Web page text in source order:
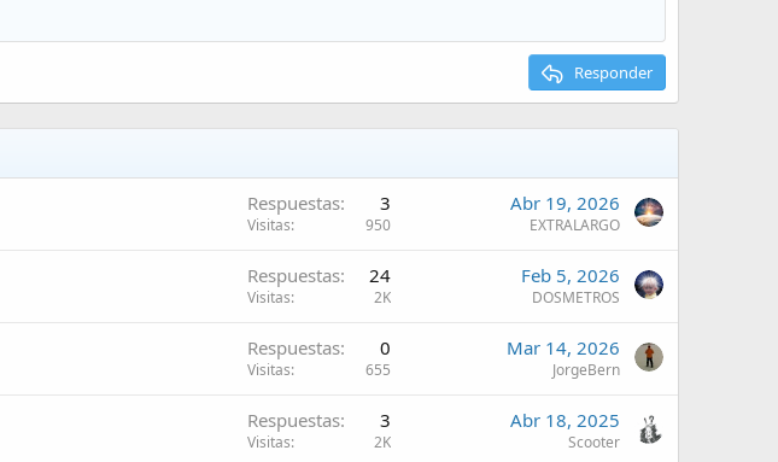
Responder
Respuestas 3
Visitas 950
Abr 19, 2026
EXTRALARGO
Respuestas 24
Visitas 2K
Feb 5, 2026
DOSMETROS
Respuestas 0
Visitas 655
Mar 14, 2026
JorgeBern
Respuestas 3
Visitas 2K
Abr 18, 2025
Scooter